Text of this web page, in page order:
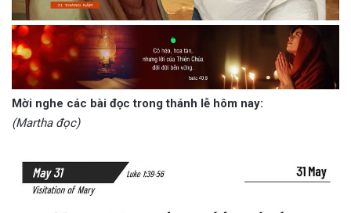
Mời nghe các bài đọc trong thánh lễ hôm nay:
(Martha đọc)